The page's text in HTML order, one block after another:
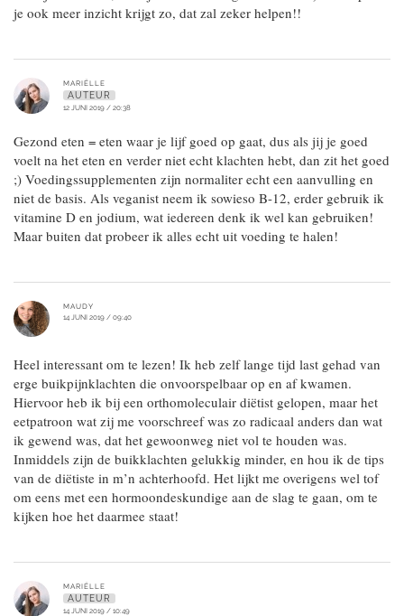
je ook meer inzicht krijgt zo, dat zal zeker helpen!!
MARIËLLE
AUTEUR
12 JUNI 2019 / 20:38
Gezond eten = eten waar je lijf goed op gaat, dus als jij je goed
voelt na het eten en verder niet echt klachten hebt, dan zit het goed
;) Voedingssupplementen zijn normaliter echt een aanvulling en
niet de basis. Als veganist neem ik sowieso B-12, erder gebruik ik
vitamine D en jodium, wat iedereen denk ik wel kan gebruiken!
Maar buiten dat probeer ik alles echt uit voeding te halen!
MAUDY
14 JUNI 2019 / 09:40
Heel interessant om te lezen! Ik heb zelf lange tijd last gehad van
erge buikpijnklachten die onvoorspelbaar op en af kwamen.
Hiervoor heb ik bij een orthomoleculair diëtist gelopen, maar het
eetpatroon wat zij me voorschreef was zo radicaal anders dan wat
ik gewend was, dat het gewoonweg niet vol te houden was.
Inmiddels zijn de buikklachten gelukkig minder, en hou ik de tips
van de diëtiste in m’n achterhoofd. Het lijkt me overigens wel tof
om eens met een hormoondeskundige aan de slag te gaan, om te
kijken hoe het daarmee staat!
MARIËLLE
AUTEUR
14 JUNI 2019 / 10:49